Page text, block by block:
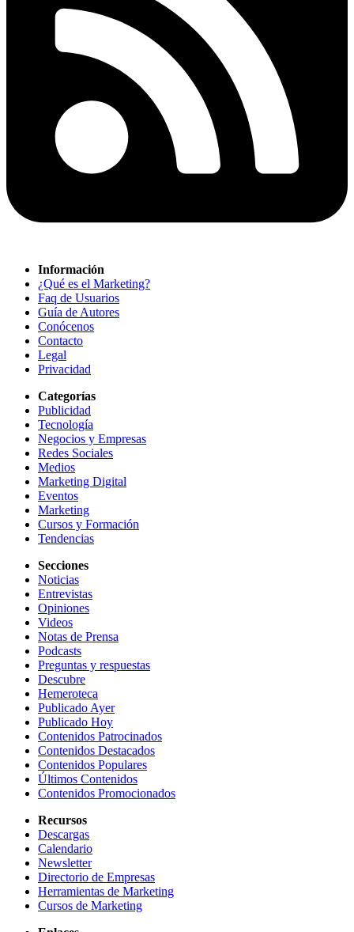
Información
¿Qué es el Marketing?
Faq de Usuarios
Guía de Autores
Conócenos
Contacto
Legal
Privacidad
Categorías
Publicidad
Tecnología
Negocios y Empresas
Redes Sociales
Medios
Marketing Digital
Eventos
Marketing
Cursos y Formación
Tendencias
Secciones
Noticias
Entrevistas
Opiniones
Videos
Notas de Prensa
Podcasts
Preguntas y respuestas
Descubre
Hemeroteca
Publicado Ayer
Publicado Hoy
Contenidos Patrocinados
Contenidos Destacados
Contenidos Populares
Últimos Contenidos
Contenidos Promocionados
Recursos
Descargas
Calendario
Newsletter
Directorio de Empresas
Herramientas de Marketing
Cursos de Marketing